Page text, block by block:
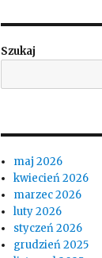
Szukaj
maj 2026
kwiecień 2026
marzec 2026
luty 2026
styczeń 2026
grudzień 2025